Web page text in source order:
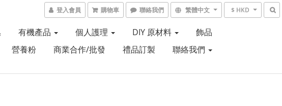
登入會員 購物車 聯絡我們 繁體中文 $ HKD
有機產品 個人護理 DIY 原材料
飾品
營養粉 商業合作/批發 禮品訂製 聯絡我們